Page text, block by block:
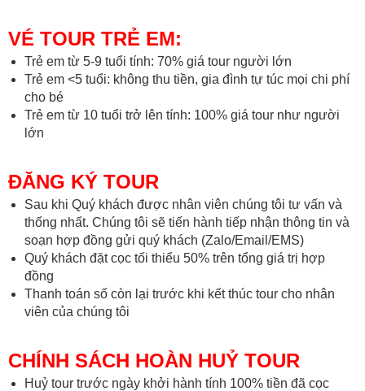
VÉ TOUR TRẺ EM:
Trẻ em từ 5-9 tuổi tính: 70% giá tour người lớn
Trẻ em <5 tuổi: không thu tiền, gia đình tự túc mọi chi phí
cho bé
Trẻ em từ 10 tuổi trở lên tính: 100% giá tour như người
lớn
ĐĂNG KÝ TOUR
Sau khi Quý khách được nhân viên chúng tôi tư vấn và
thống nhất. Chúng tôi sẽ tiến hành tiếp nhận thông tin và
soạn hợp đồng gửi quý khách (Zalo/Email/EMS)
Quý khách đặt cọc tối thiểu 50% trên tổng giá trị hợp
đồng
Thanh toán số còn lại trước khi kết thúc tour cho nhân
viên của chúng tôi
CHÍNH SÁCH HOÀN HUỶ TOUR
Huỷ tour trước ngày khởi hành tính 100% tiền đã cọc